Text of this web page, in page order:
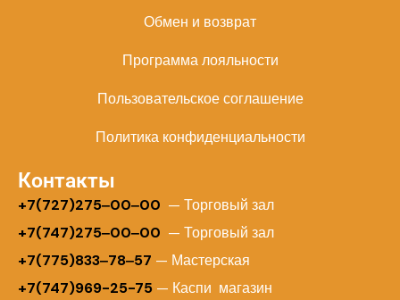
Обмен и возврат
Программа лояльности
Пользовательское соглашение
Политика конфиденциальности
Контакты
+7(727)275‒00‒00 — Торговый зал
+7(747)275‒00‒00 — Торговый зал
+7(775)833‒78‒57 — Мастерская
+7(747)969-25-75 — Каспи магазин